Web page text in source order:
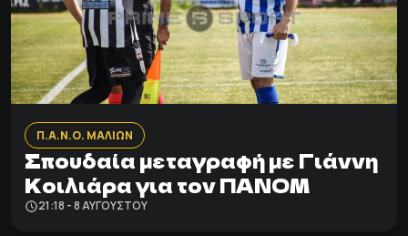
Π.Α.Ν.Ο. ΜΑΛΙΩΝ
Σπουδαία μεταγραφή με Γιάννη
Κοιλιάρα για τον ΠΑΝΟΜ
21:18 - 8 ΑΥΓΟΎΣΤΟΥ